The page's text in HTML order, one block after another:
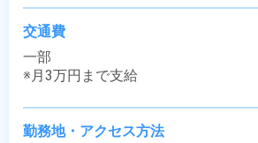
交通費
一部
※月3万円まで支給
勤務地・アクセス方法